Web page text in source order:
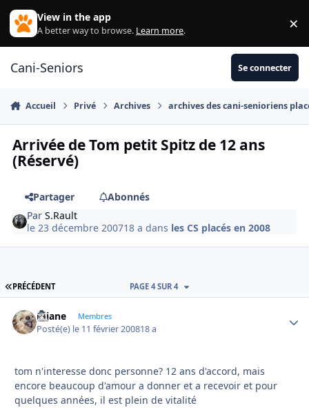
Aller au contenu
View in the app
A better way to browse. Learn more. ×
Cani-Seniors Se connecter
Accueil Privé Archives archives des cani-senioriens
Arrivée de Tom petit Spitz de 12 ans
(Réservé)
Partager
Abonnés
ParS.Rault
le 23 décembre 200718 a dans les CS placés en 2008
PREMIÈRE PAGE
PRÉCÉDENT PAGE 4 SUR 4
réjane Membres
Posté(e) le 11 février 200818 a
tom n'interesse donc personne? 12 ans d'accord, mais
encore beaucoup d'amour a donner et a recevoir et pour
quelques années, il est plein de vitalité